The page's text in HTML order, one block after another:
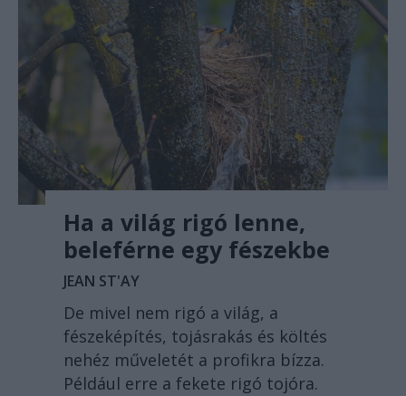
Ha a világ rigó lenne,
beleférne egy fészekbe
JEAN ST'AY
De mivel nem rigó a világ, a
fészeképítés, tojásrakás és költés
nehéz műveletét a profikra bízza.
Például erre a fekete rigó tojóra.